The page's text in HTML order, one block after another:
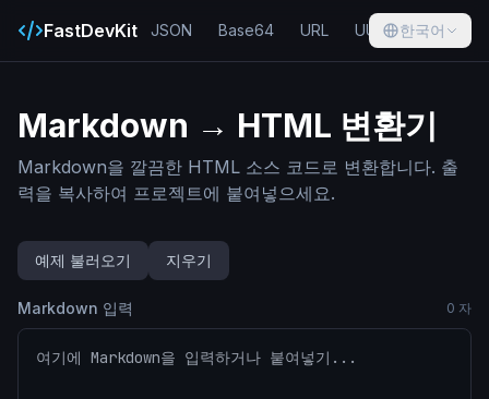
FastDevKit JSON Base64 URL UUID Hash
한국어
Markdown → HTML 변환기
Markdown을 깔끔한 HTML 소스 코드로 변환합니다. 출
력을 복사하여 프로젝트에 붙여넣으세요.
예제 불러오기 지우기
Markdown 입력 0 자